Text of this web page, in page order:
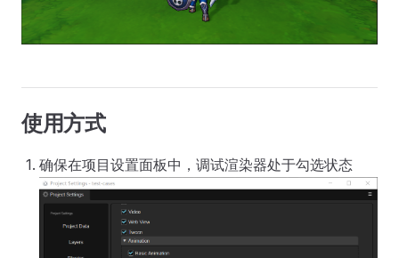
使用方式
确保在项目设置面板中，调试渲染器处于勾选状态